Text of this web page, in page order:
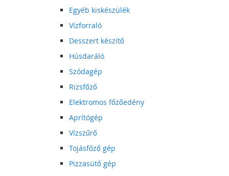
Egyéb kiskészülék
Vízforraló
Desszert készítő
Húsdaráló
Szódagép
Rizsfőző
Elektromos főzőedény
Aprítógép
Vízszűrő
Tojásfőző gép
Pizzasütő gép